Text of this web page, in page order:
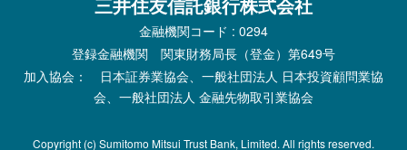
金融機関コード : 0294
登録金融機関 関東財務局長（登金）第649号
加入協会： 日本証券業協会、一般社団法人 日本投資顧問業協
会、一般社団法人 金融先物取引業協会
Copyright (c) Sumitomo Mitsui Trust Bank, Limited. All rights reserved.